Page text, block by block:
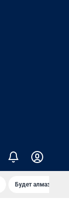
Будет алмазный